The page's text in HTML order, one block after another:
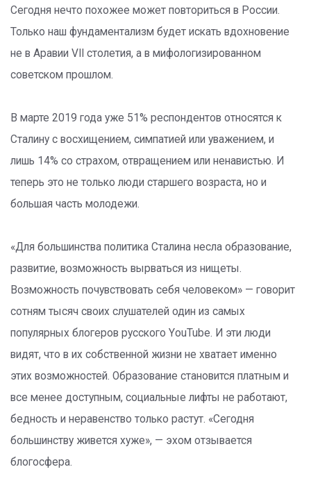
Сегодня нечто похожее может повториться в России.
Только наш фундаментализм будет искать вдохновение
не в Аравии VII столетия, а в мифологизированном
советском прошлом.
В марте 2019 года уже 51% респондентов относятся к
Сталину с восхищением, симпатией или уважением, и
лишь 14% со страхом, отвращением или ненавистью. И
теперь это не только люди старшего возраста, но и
большая часть молодежи.
«Для большинства политика Сталина несла образование,
развитие, возможность вырваться из нищеты.
Возможность почувствовать себя человеком» — говорит
сотням тысяч своих слушателей один из самых
популярных блогеров русского YouTube. И эти люди
видят, что в их собственной жизни не хватает именно
этих возможностей. Образование становится платным и
все менее доступным, социальные лифты не работают,
бедность и неравенство только растут. «Сегодня
большинству живется хуже», — эхом отзывается
блогосфера.